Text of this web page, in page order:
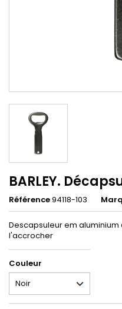
BARLEY.
Référence94118-103
Descapsuleur em
l'accrocher
Couleur